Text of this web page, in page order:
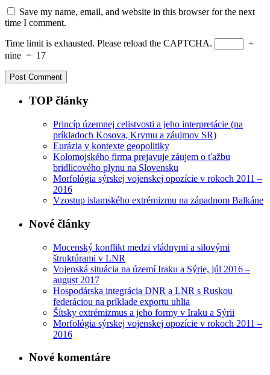
Save my name, email, and website in this browser for the next
time I comment.
Time limit is exhausted. Please reload the CAPTCHA.
+
nine = 17
TOP články
Princíp územnej celistvosti a jeho interpretácie (na
príkladoch Kosova, Krymu a záujmov SR)
Eurázia v kontexte geopolitiky
Kolomojského firma prejavuje záujem o ťažbu
bridlicového plynu na Slovensku
Morfológia sýrskej vojenskej opozície v rokoch 2011 –
2016
Vzostup islamského extrémizmu na západnom Balkáne
Nové články
Mocenský konflikt medzi vládnymi a silovými
štruktúrami v LNR
Vojenská situácia na území Iraku a Sýrie, júl 2016 –
august 2017
Hospodárska integrácia DNR a LNR s Ruskou
federáciou na príklade exportu uhlia
Šítsky extrémizmus a jeho formy v Iraku a Sýrii
Morfológia sýrskej vojenskej opozície v rokoch 2011 –
2016
Nové komentáre